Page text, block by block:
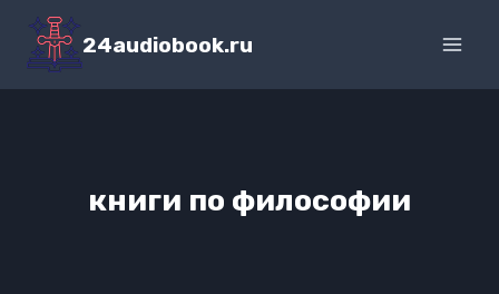
Перейти
содержимому
24audiobook.ru
книги по философии